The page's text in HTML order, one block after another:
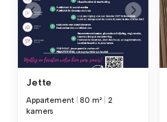
Jette
Appartement |80 m²
2
kamers